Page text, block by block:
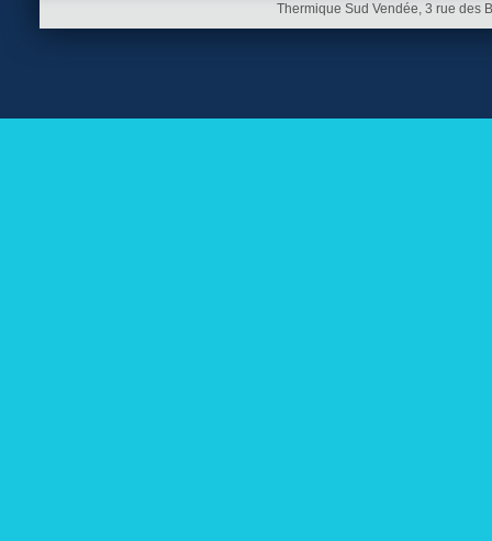
Thermique Sud Vendée, 3 rue des